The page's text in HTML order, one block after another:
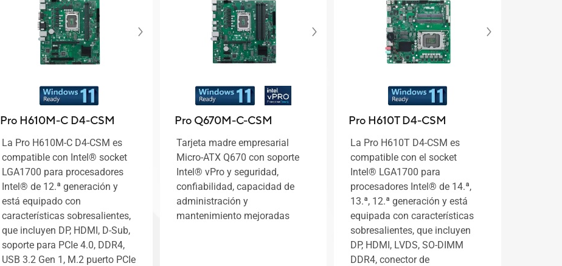
Pro H610M-C D4-CSM
La Pro H610M-C D4-CSM es
compatible con Intel® socket
LGA1700 para procesadores
Intel® de 12.ª generación y
está equipado con
características sobresalientes,
que incluyen DP, HDMI, D-Sub,
soporte para PCIe 4.0, DDR4,
USB 3.2 Gen 1, M.2 puerto PCIe
Pro Q670M-C-CSM
Tarjeta madre empresarial
Micro-ATX Q670 con soporte
Intel® vPro y seguridad,
confiabilidad, capacidad de
administración y
mantenimiento mejoradas
Pro H610T D4-CSM
La Pro H610T D4-CSM es
compatible con el socket
Intel® LGA1700 para
procesadores Intel® de 14.ª,
13.ª, 12.ª generación y está
equipada con características
sobresalientes, que incluyen
DP, HDMI, LVDS, SO-DIMM
DDR4, conector de